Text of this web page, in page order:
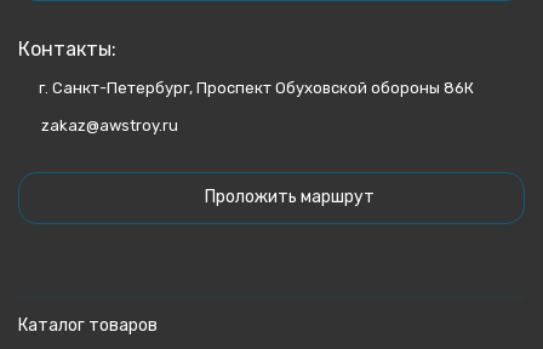
Контакты:
г. Санкт-Петербург, Проспект Обуховской обороны 86К
zakaz@awstroy.ru
Проложить маршрут
Каталог товаров